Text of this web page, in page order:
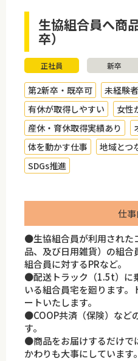
生協組合員へ商
卒）
正社員 新卒
第2新卒・既卒可
未経験
有休が取得しやすい
女性
産休・育休取得実績あり
体を動かす仕事
地域とつ
SDGs推進
仕
●生協組合員が利用された
品、及び日用雑貨）の組
組合員に対するPRなど。
●配送トラック（1.5t）に
いる組合員宅を廻ります
ートいたします。
●COOP共済（保険）など
す。
●商品をお届けするだけで
かわりも大事にしています。